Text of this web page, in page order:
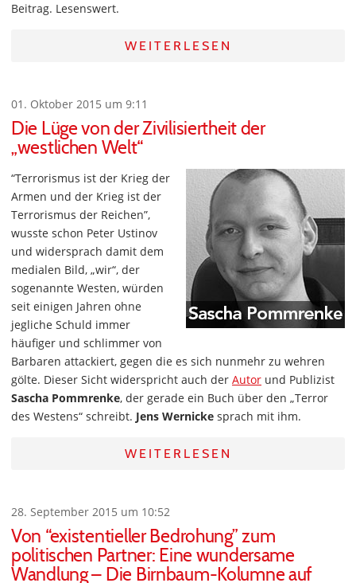
Beitrag. Lesenswert.
WEITERLESEN
01. Oktober 2015 um 9:11
Die Lüge von der Zivilisiertheit der
„westlichen Welt“
“Terrorismus ist der Krieg der
Armen und der Krieg ist der
Terrorismus der Reichen”,
wusste schon Peter Ustinov
und widersprach damit dem
medialen Bild, „wir“, der
sogenannte Westen, würden
seit einigen Jahren ohne
jegliche Schuld immer
häufiger und schlimmer von
Barbaren attackiert, gegen die es sich nunmehr zu wehren
gölte. Dieser Sicht widerspricht auch der Autor und Publizist
Sascha Pommrenke, der gerade ein Buch über den „Terror
des Westens“ schreibt. Jens Wernicke sprach mit ihm.
WEITERLESEN
28. September 2015 um 10:52
Von “existentieller Bedrohung” zum
politischen Partner: Eine wundersame
Wandlung – Die Birnbaum-Kolumne auf